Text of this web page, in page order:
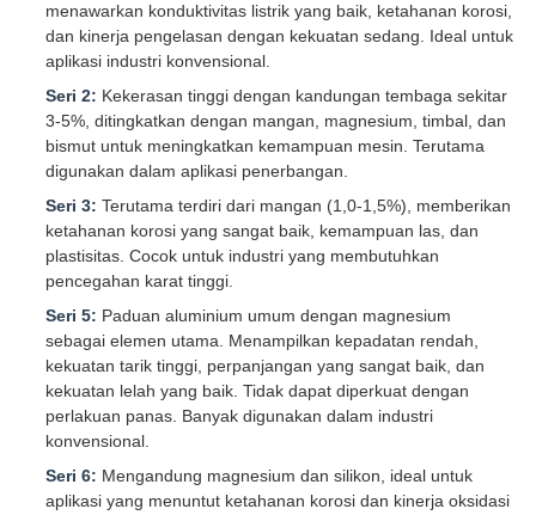
menawarkan konduktivitas listrik yang baik, ketahanan korosi,
dan kinerja pengelasan dengan kekuatan sedang. Ideal untuk
aplikasi industri konvensional.
Seri 2: Kekerasan tinggi dengan kandungan tembaga sekitar
3-5%, ditingkatkan dengan mangan, magnesium, timbal, dan
bismut untuk meningkatkan kemampuan mesin. Terutama
digunakan dalam aplikasi penerbangan.
Seri 3: Terutama terdiri dari mangan (1,0-1,5%), memberikan
ketahanan korosi yang sangat baik, kemampuan las, dan
plastisitas. Cocok untuk industri yang membutuhkan
pencegahan karat tinggi.
Seri 5: Paduan aluminium umum dengan magnesium
sebagai elemen utama. Menampilkan kepadatan rendah,
kekuatan tarik tinggi, perpanjangan yang sangat baik, dan
kekuatan lelah yang baik. Tidak dapat diperkuat dengan
perlakuan panas. Banyak digunakan dalam industri
konvensional.
Seri 6: Mengandung magnesium dan silikon, ideal untuk
aplikasi yang menuntut ketahanan korosi dan kinerja oksidasi